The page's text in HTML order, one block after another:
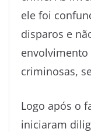
ele foi
disparos e
criminosas,
Logo após o
iniciaram